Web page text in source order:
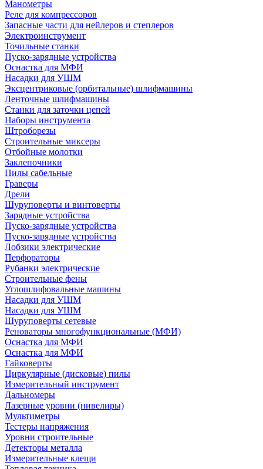
Манометры
Реле для компрессоров
Запасные части для нейлеров и степлеров
Электроинструмент
Точильные станки
Пуско-зарядные устройства
Оснастка для МФИ
Насадки для УШМ
Эксцентриковые (орбитальные) шлифмашины
Ленточные шлифмашины
Станки для заточки цепей
Наборы инструмента
Штроборезы
Строительные миксеры
Отбойные молотки
Заклепочники
Пилы сабельные
Граверы
Дрели
Шуруповерты и винтоверты
Зарядные устройства
Пуско-зарядные устройства
Пуско-зарядные устройства
Лобзики электрические
Перфораторы
Рубанки электрические
Строительные фены
Углошлифовальные машины
Насадки для УШМ
Насадки для УШМ
Шуруповерты сетевые
Реноваторы многофункциональные (МФИ)
Оснастка для МФИ
Оснастка для МФИ
Гайковерты
Циркулярные (дисковые) пилы
Измерительный инструмент
Дальномеры
Лазерные уровни (нивелиры)
Мультиметры
Тестеры напряжения
Уровни строительные
Детекторы металла
Измерительные клещи